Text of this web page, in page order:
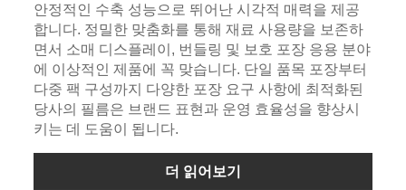
안정적인 수축 성능으로 뛰어난 시각적 매력을 제공
합니다. 정밀한 맞춤화를 통해 재료 사용량을 보존하
면서 소매 디스플레이, 번들링 및 보호 포장 응용 분야
에 이상적인 제품에 꼭 맞습니다. 단일 품목 포장부터
다중 팩 구성까지 다양한 포장 요구 사항에 최적화된
당사의 필름은 브랜드 표현과 운영 효율성을 향상시
키는 데 도움이 됩니다.
더 읽어보기